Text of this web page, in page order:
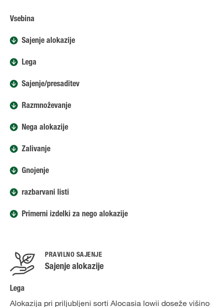
Vsebina
Sajenje alokazije
Lega
Sajenje/presaditev
Razmnoževanje
Nega alokazije
Zalivanje
Gnojenje
razbarvani listi
Primerni izdelki za nego alokazije
PRAVILNO SAJENJE
Sajenje alokazije
Lega
Alokazija pri priljubljeni sorti Alocasia lowii doseže višino